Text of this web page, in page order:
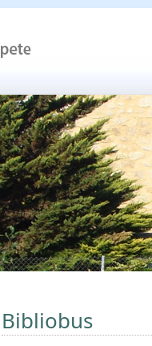
Bibliobus